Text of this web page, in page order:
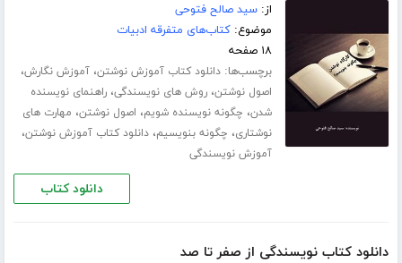
از:سید صالح فتوحی
موضوع:کتاب‌های متفرقه ادبیات
۱۸ صفحه
برچسب‌ها:دانلود کتاب آموزش نوشتن،آموزش نگارش،
اصول نوشتن،روش های نویسندگی،راهنمای نویسنده
شدن، چگونه نویسنده شویم، اصول نوشتن، مهارت های
نوشتاری، چگونه بنویسیم،دانلود کتاب آموزش نوشتن،
آموزش نویسندگی
دانلود کتاب
دانلود کتاب نویسندگی از صفر تا صد